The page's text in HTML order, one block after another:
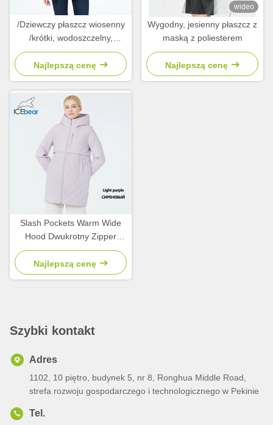
/Dziewczy płaszcz wiosenny
/krótki, wodoszczelny,
wiatrobronny
Najlepszą cenę
wideo
Wygodny, jesienny płaszcz z
maską z poliesterem
Najlepszą cenę
Slash Pockets Warm Wide
Hood Dwukrotny Zipper
Stylowa lekka kurtka z
podkładką,
Najlepszą cenę
Szybki kontakt
Adres
1102, 10 piętro, budynek 5, nr 8, Ronghua Middle Road,
strefa rozwoju gospodarczego i technologicznego w Pekinie
Tel.